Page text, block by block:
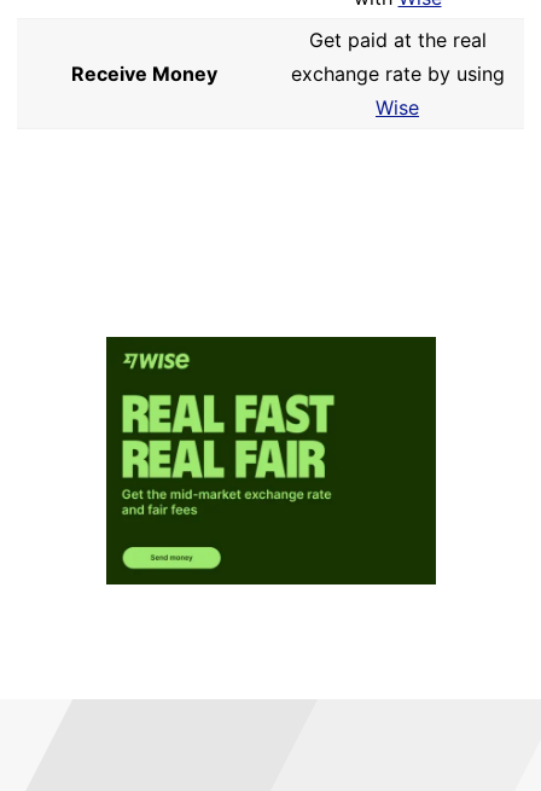
Receive Money
Get paid at the real
exchange rate by using
Wise